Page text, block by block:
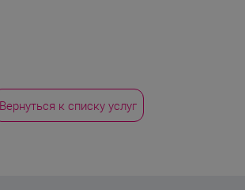
Вернуться к списку услуг